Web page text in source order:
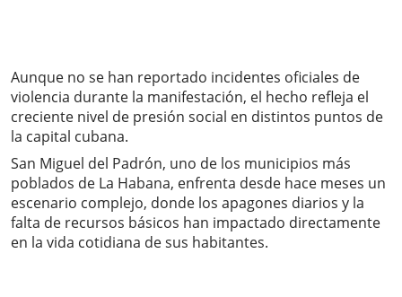
Aunque no se han reportado incidentes oficiales de
violencia durante la manifestación, el hecho refleja el
creciente nivel de presión social en distintos puntos de
la capital cubana.
San Miguel del Padrón, uno de los municipios más
poblados de La Habana, enfrenta desde hace meses un
escenario complejo, donde los apagones diarios y la
falta de recursos básicos han impactado directamente
en la vida cotidiana de sus habitantes.